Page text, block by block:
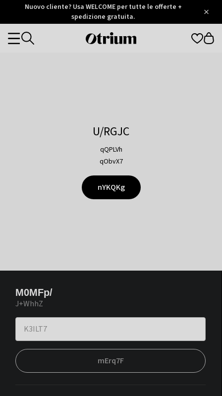
Otrium
Trustpilot
Nuovo cliente? Usa WELCOME per tutte le offerte +
spedizione gratuita.
Otrium
Categories
U/RGJC
qQPLVh
qObvX7
nYKQKg
M0MFp/
J+WhhZ
mErq7F